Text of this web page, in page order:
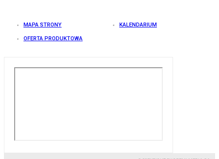
MAPA STRONY KALENDARIUM
OFERTA PRODUKTOWA